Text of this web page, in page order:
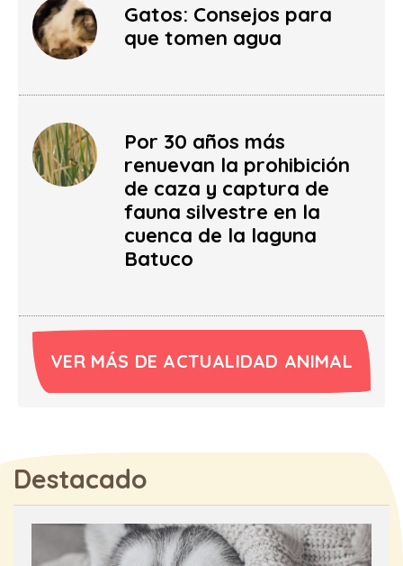
Gatos: Consejos para
que tomen agua
Por 30 años más
renuevan la prohibición
de caza y captura de
fauna silvestre en la
cuenca de la laguna
Batuco
VER MÁS DE ACTUALIDAD ANIMAL
Destacado